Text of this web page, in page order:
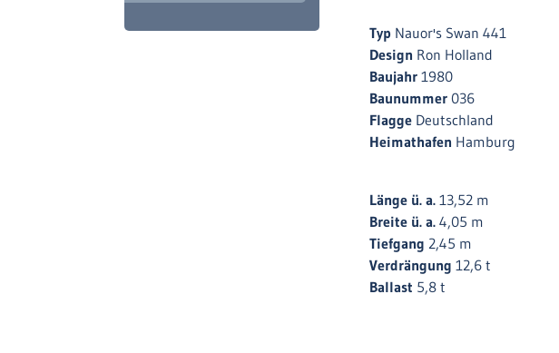
Typ Nauor's Swan 441
Design Ron Holland
Baujahr 1980
Baunummer 036
Flagge Deutschland
Heimathafen Hamburg
Länge ü. a. 13,52 m
Breite ü. a. 4,05 m
Tiefgang 2,45 m
Verdrängung 12,6 t
Ballast 5,8 t